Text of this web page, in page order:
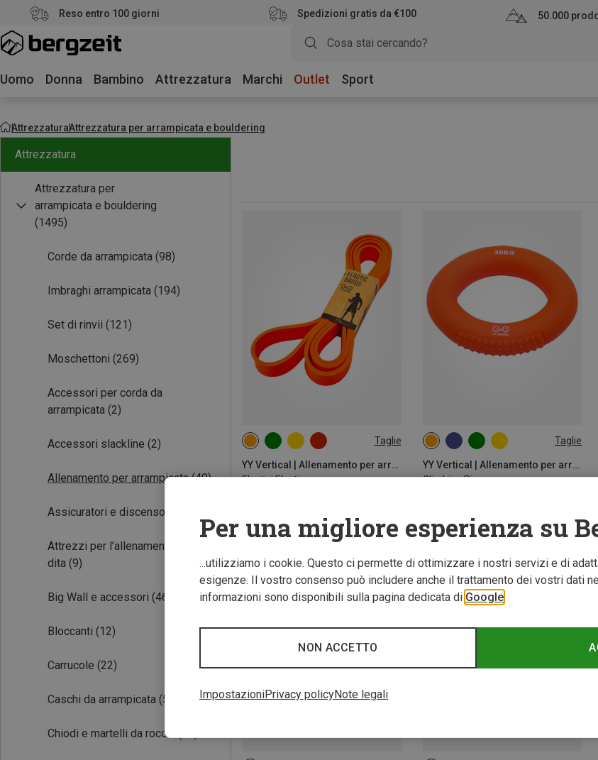
Reso entro 100 giorni Spedizioni gratis da €100 50.000
Uomo Donna Bambino Attrezzatura Marchi Outlet Sport
AttrezzaturaAttrezzatura per arrampicata e bouldering
Attrezzatura
Attrezzatura per
arrampicata e bouldering
(1495)
Corde da arrampicata (98)
Imbraghi arrampicata (194)
Set di rinvii (121)
Moschettoni (269)
Accessori per corda da
arrampicata (2)
Accessori slackline (2)
Allenamento per arrampicata (40)
Assicuratori e discensori
Attrezzi per l’allenamento delle
dita (9)
Big Wall e accessori (46)
Bloccanti (12)
Carrucole (22)
Caschi da arrampicata (59)
Chiodi e martelli da roccia
Taglie
YY Vertical | Allenamento per arrampicata
Elastici Elastic
35KG Taglie
YY Vertical | Allenamento per arrampicata
Climbing Ring
30KG
Per una migliore esperienza su
...utilizziamo i cookie. Questo ci permette di ottimizzare i nostri servizi e di
esigenze. Il vostro consenso può includere anche il trattamento dei vostri dati
informazioni sono disponibili sulla pagina dedicata di Google
NON ACCETTO
ImpostazioniPrivacy policyNote legali